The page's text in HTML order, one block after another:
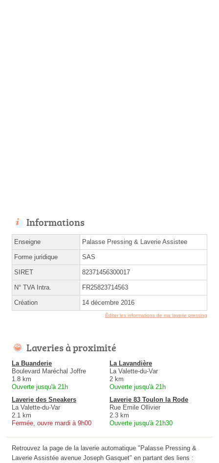
Informations
Enseigne Palasse Pressing & Laverie Assistee
Forme juridique SAS
SIRET 82371456300017
N° TVA Intra. FR25823714563
Création 14 décembre 2016
Éditer les informations de ma laverie pressing
Laveries à proximité
La Buanderie
Boulevard Maréchal Joffre
1.8 km
Ouverte jusqu'à 21h
La Lavandière
La Valette-du-Var
2 km
Ouverte jusqu'à 21h
Laverie des Sneakers
La Valette-du-Var
2.1 km
Fermée, ouvre mardi à 9h00
Laverie 83 Toulon la Rode
Rue Emile Ollivier
2.3 km
Ouverte jusqu'à 21h30
Retrouvez la page de la laverie automatique "Palasse Pressing &
Laverie Assistée avenue Joseph Gasquet" en partant des liens :